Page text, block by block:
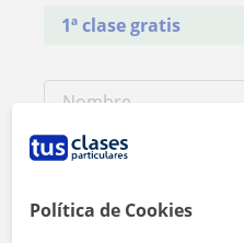
1ª clase gratis
Política de Cookies